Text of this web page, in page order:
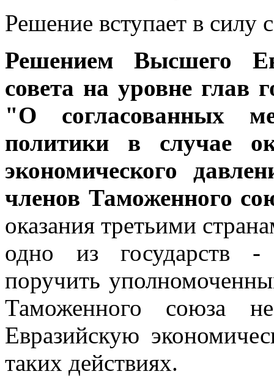
Решение вступает в силу
Решением Высшего
совета на уровне глав
"О согласованных
политики в случае
экономического
членов Таможенного
оказания третьими
одно из государств -
поручить
Таможенного союза
Евразийскую
таких действиях.